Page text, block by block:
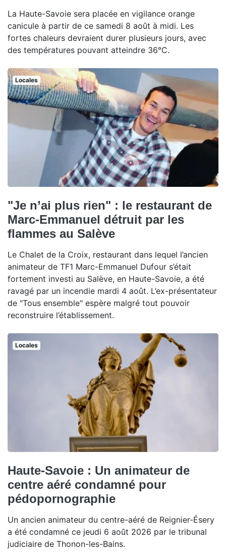
La Haute-Savoie sera placée en vigilance orange
canicule à partir de ce samedi 8 août à midi. Les
fortes chaleurs devraient durer plusieurs jours, avec
des températures pouvant atteindre 36°C.
Locales
"Je n’ai plus rien" : le restaurant de
Marc-Emmanuel détruit par les
flammes au Salève
Le Chalet de la Croix, restaurant dans lequel l’ancien
animateur de TF1 Marc-Emmanuel Dufour s’était
fortement investi au Salève, en Haute-Savoie, a été
ravagé par un incendie mardi 4 août. L’ex-présentateur
de "Tous ensemble" espère malgré tout pouvoir
reconstruire l’établissement.
Locales
Haute-Savoie : Un animateur de
centre aéré condamné pour
pédopornographie
Un ancien animateur du centre-aéré de Reignier-Ésery
a été condamné ce jeudi 6 août 2026 par le tribunal
judiciaire de Thonon-les-Bains.